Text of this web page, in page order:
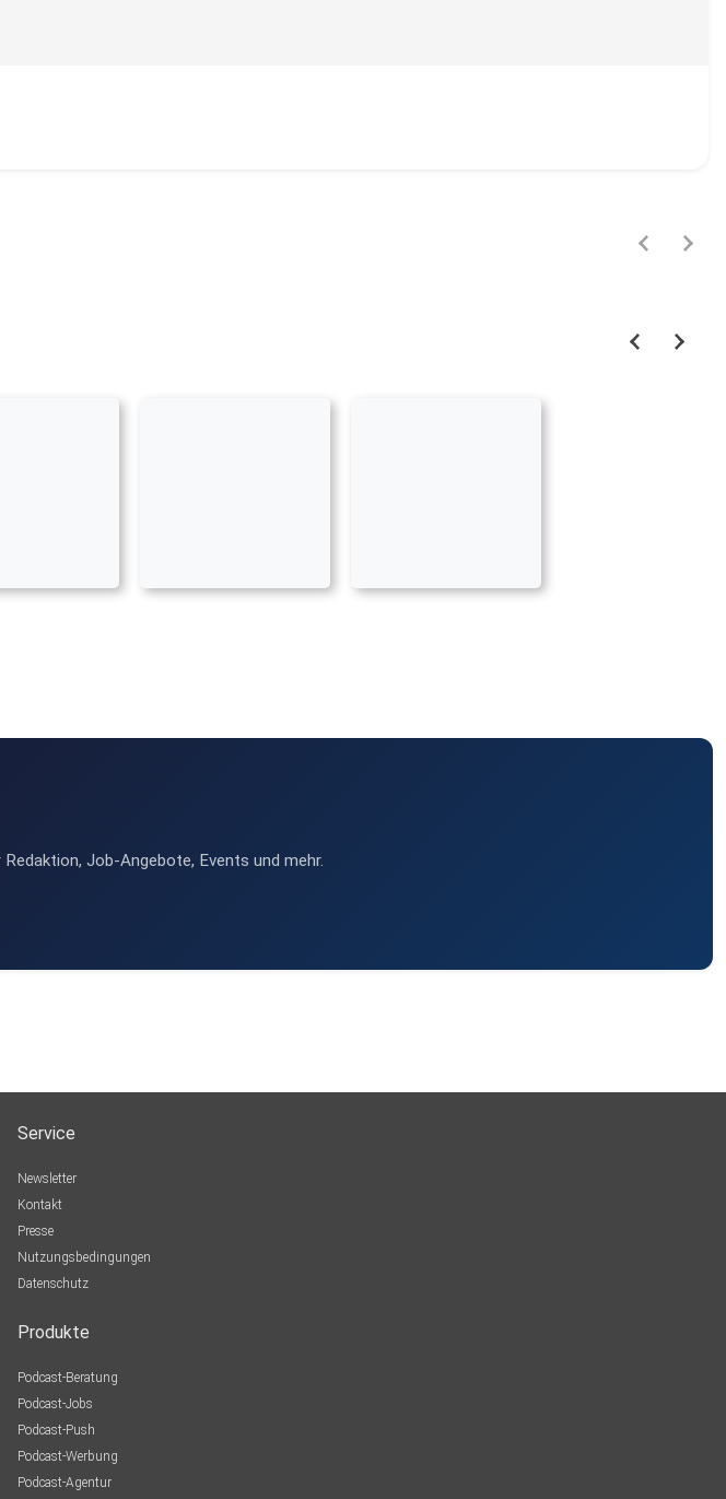
Job-Angebote, Events und mehr.
Service
Newsletter
Kontakt
Presse
Nutzungsbedingungen
Datenschutz
Produkte
Podcast-Beratung
Podcast-Jobs
Podcast-Push
Podcast-Werbung
Podcast-Agentur